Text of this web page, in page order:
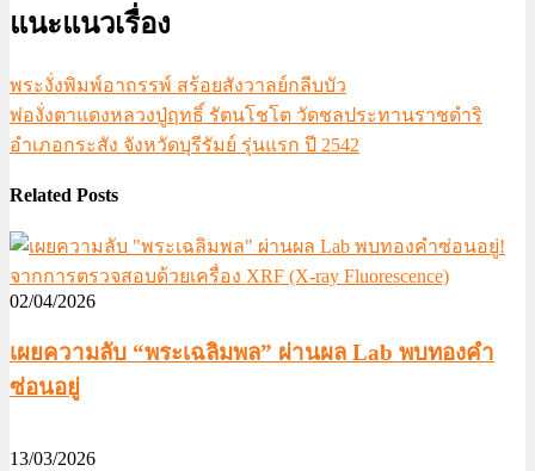
แนะแนวเรื่อง
พระงั่งพิมพ์อาถรรพ์ สร้อยสังวาลย์กลีบบัว
พ่องั่งตาแดงหลวงปู่ฤทธิ์ รัตนโชโต วัดชลประทานราชดำริ
อำเภอกระสัง จังหวัดบุรีรัมย์ รุ่นแรก ปี 2542
Related Posts
02/04/2026
เผยความลับ “พระเฉลิมพล” ผ่านผล Lab พบทองคำ
ซ่อนอยู่
13/03/2026